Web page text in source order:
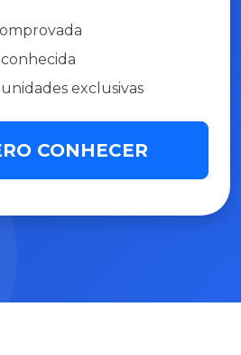
exclusivas
CONHECER